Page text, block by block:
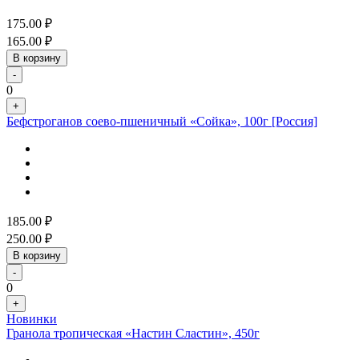
175.00 ₽
165.00 ₽
В корзину
-
0
+
Бефстроганов соево-пшеничный «Сойка», 100г [Россия]
185.00 ₽
250.00 ₽
В корзину
-
0
+
Новинки
Гранола тропическая «Настин Сластин», 450г